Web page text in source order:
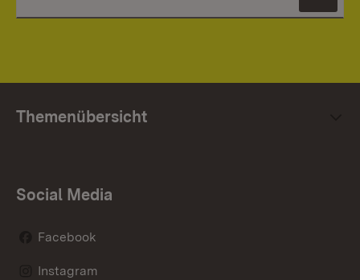
Themenübersicht
Social Media
Facebook
Instagram